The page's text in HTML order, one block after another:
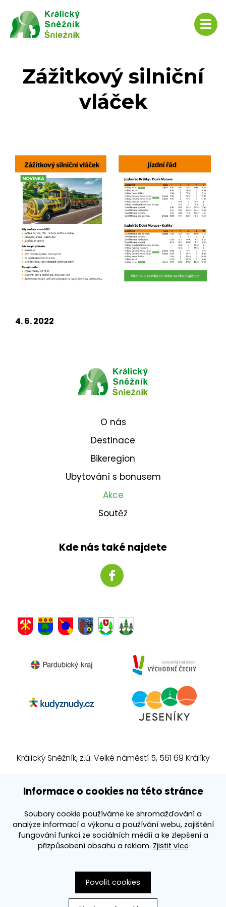
Informace o cookies na této stránce
Soubory cookie používáme ke shromažďování a
analýze informací o výkonu a používání webu, zajištění
fungování funkcí ze sociálních médií a ke zlepšení a
přizpůsobení obsahu a reklam. Zjistit více
Povolit cookies
Zážitkový silniční
vláček
4. 6. 2022
O nás
Destinace
Bikeregion
Ubytování s bonusem
Akce
Soutěž
Kde nás také najdete
Králický Sněžník, z.ú. Velké náměstí 5, 561 69 Králíky
E-mail:info@kralickysneznik.net
3k platforma